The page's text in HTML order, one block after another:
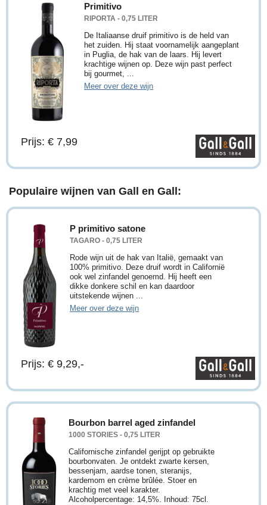
Primitivo
RIPORTA - 0,75 LITER
De Italiaanse druif primitivo is de held van
het zuiden. Hij staat voornamelijk aangeplant
in Puglia, de hak van de laars. Hij levert
krachtige wijnen op. Deze wijn past perfect
bij gourmet, ...
Meer over deze wijn
Prijs: € 7,99
Populaire wijnen van Gall en Gall:
P primitivo satone
TAGARO - 0,75 LITER
Rode wijn uit de hak van Italië, gemaakt van
100% primitivo. Deze druif wordt in Californië
ook wel zinfandel genoemd. Hij heeft een
dikke donkere schil en kan daardoor
uitstekende wijnen ...
Meer over deze wijn
Prijs: € 9,29,-
Bourbon barrel aged zinfandel
1000 STORIES - 0,75 LITER
Californische zinfandel gerijpt op gebruikte
bourbonvaten. Je ontdekt zwarte kersen,
bessenjam, aardse tonen, steranijs,
kardemom en crème brûlée. Stoer en
krachtig met veel karakter.
Alcoholpercentage: 14,5%. Inhoud: 75cl.